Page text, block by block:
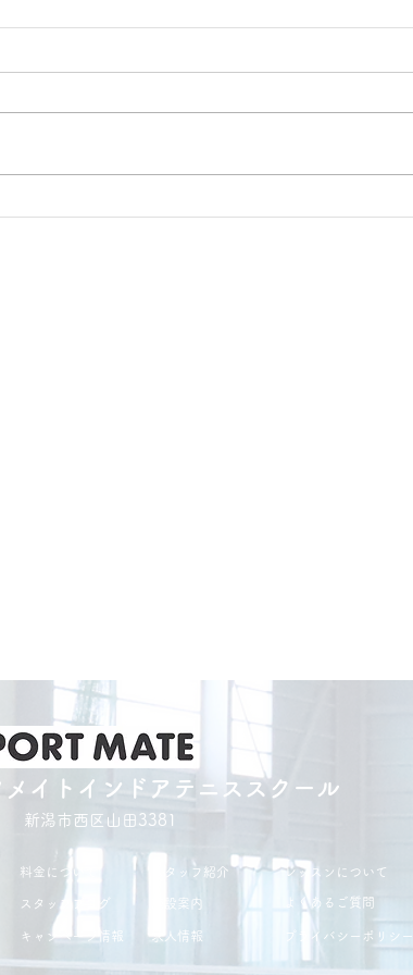
メイトインドアテニススクール
求人情報
スタッフ紹介 レッスンについて
キャンペーン情報
新潟市西区山田3381
スタッフブログ よくあるご質問
プライバシーポリシー
料金について
施設案内